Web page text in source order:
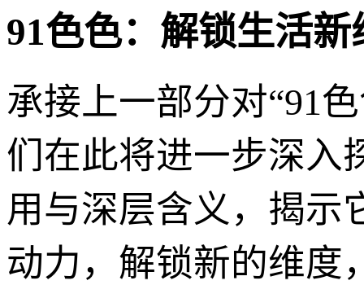
91色色：解锁生活
承接上一部分对“91
们在此将进一步深入
用与深层含义，揭示
动力，解锁新的维度